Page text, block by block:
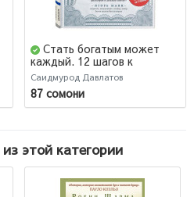
Стать богатым может
каждый. 12 шагов к
обретению финансовой
стабильности
Саидмурод Давлатов
87 сомони
этой категории